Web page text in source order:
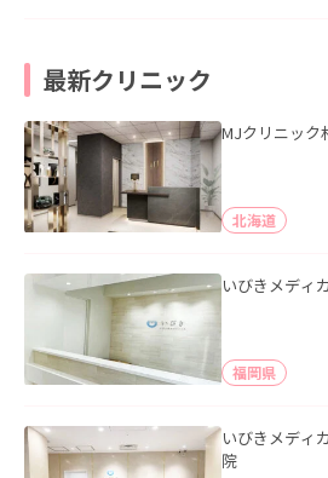
最新クリニック
MJクリニック
北海道
いびきメディ
福岡県
いびきメディ
院